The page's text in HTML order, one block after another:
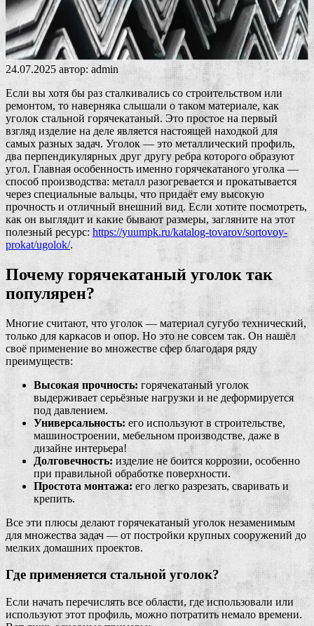
24.07.2025 автор: admin
Если вы хотя бы раз сталкивались со строительством или
ремонтом, то наверняка слышали о таком материале, как
уголок стальной горячекатаный. Это простое на первый
взгляд изделие на деле является настоящей находкой для
самых разных задач. Уголок — это металлический профиль,
два перпендикулярных друг другу ребра которого образуют
угол. Главная особенность именно горячекатаного уголка —
способ производства: металл разогревается и прокатывается
через специальные вальцы, что придаёт ему высокую
прочность и отличный внешний вид. Если хотите посмотреть,
как он выглядит и какие бывают размеры, загляните на этот
полезный ресурс: https://yuumpk.ru/katalog-tovarov/sortovoy-
prokat/ugolok/.
Почему горячекатаный уголок так
популярен?
Многие считают, что уголок — материал сугубо технический,
только для каркасов и опор. Но это не совсем так. Он нашёл
своё применение во множестве сфер благодаря ряду
преимуществ:
Высокая прочность: горячекатаный уголок
выдерживает серьёзные нагрузки и не деформируется
под давлением.
Универсальность: его используют в строительстве,
машиностроении, мебельном производстве, даже в
дизайне интерьера!
Долговечность: изделие не боится коррозии, особенно
при правильной обработке поверхности.
Простота монтажа:его легко разрезать, сваривать и
крепить.
Все эти плюсы делают горячекатаный уголок незаменимым
для множества задач — от постройки крупных сооружений до
мелких домашних проектов.
Где применяется стальной уголок?
Если начать перечислять все области, где использовали или
используют этот профиль, можно потратить немало времени.